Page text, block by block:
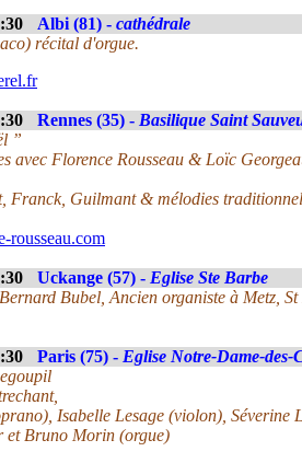
Albi (81) - cathédrale
récital d'orgue.
Rennes (35) - Basilique Saint
”
avec Florence Rousseau & Loïc
Franck, Guilmant & mélodies
rousseau.com
Uckange (57) - Eglise Ste Barbe
Bubel, Ancien organiste à Metz,
Paris (75) - Eglise Notre-Dame-des-
Isabelle Lesage (violon),
et Bruno Morin (orgue)